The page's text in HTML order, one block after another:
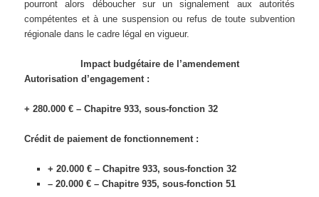
pourront alors déboucher sur un signalement aux autorités
compétentes et à une suspension ou refus de toute subvention
régionale dans le cadre légal en vigueur.
Impact budgétaire de l’amendement
Autorisation d’engagement :
+ 280.000 € – Chapitre 933, sous-fonction 32
Crédit de paiement de fonctionnement :
+ 20.000 € – Chapitre 933, sous-fonction 32
– 20.000 € – Chapitre 935, sous-fonction 51